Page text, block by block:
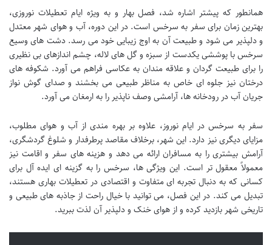
همانطور که پیشتر اشاره شد، فصل بهار و به ویژه ایام تعطیلات نوروزی،
بهترین زمان برای سفر به سرخس است. در این دوره، آب و هوای شهر معتدل
و دلپذیر می شود و طبیعت آن به اوج زیبایی خود می رسد. دشت های وسیع
سرخس با پوششی یکدست از سبزه و گل های لاله، چشم اندازهای بی نظیری
را برای طبیعت گردان و علاقه مندان به عکاسی فراهم می آورد. شکوفه های
درختان نیز جلوه ای خاص به مناظر طبیعی می بخشند و صدای گوش نواز
جریان آب در رودخانه ها، آرامشی وصف ناپذیر را به ارمغان می آورد.
سفر به سرخس در ایام نوروز، علاوه بر بهره مندی از آب و هوای مطلوب،
مزایای دیگری نیز دارد. این شهر، برخلاف مقاصد پرطرفدار و شلوغ گردشگری،
آرامش بیشتری را به مسافران ارائه می دهد و هزینه های سفر و اقامت نیز
معمولاً معقول تر است. این ویژگی ها، سرخس را به گزینه ای ایده آل برای
کسانی که به دنبال تجربه ای متفاوت و اقتصادی در تعطیلات بهاری هستند،
تبدیل می کند. در این فصل، می توانید با خیال راحت از جاذبه های طبیعی و
تاریخی شهر بازدید کرده و از هوای خنک و دلپذیر آن لذت ببرید.